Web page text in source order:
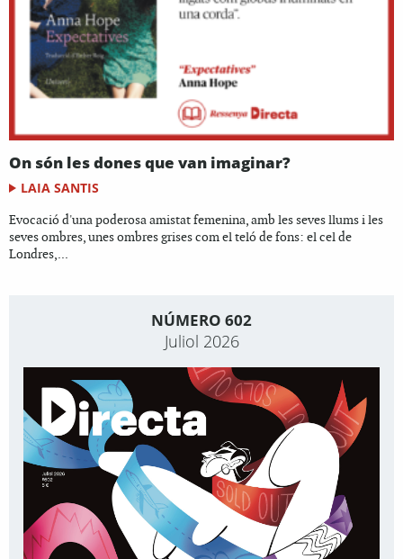
On són les dones que van imaginar?
LAIA SANTIS
Evocació d'una poderosa amistat femenina, amb les seves llums i les
seves ombres, unes ombres grises com el teló de fons: el cel de
Londres,...
NÚMERO 602
Juliol 2026